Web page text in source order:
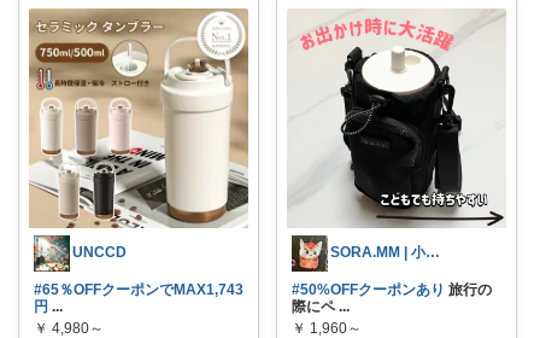
UNCCD
#65％OFFクーポンでMAX1,743
円 ...
￥ 4,980～
SORA.MM | 小学生姉妹ママ👭
#50%OFFクーポンあり 旅行の
際にペ ...
￥ 1,960～